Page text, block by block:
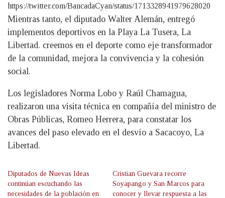
https://twitter.com/BancadaCyan/status/1713328941979628020
Mientras tanto, el diputado Walter Alemán, entregó
implementos deportivos en la Playa La Tusera, La
Libertad. creemos en el deporte como eje transformador
de la comunidad, mejora la convivencia y la cohesión
social.
Los legisladores Norma Lobo y Raúl Chamagua,
realizaron una visita técnica en compañía del ministro de
Obras Públicas, Romeo Herrera, para constatar los
avances del paso elevado en el desvío a Sacacoyo, La
Libertad.
Diputados de Nuevas Ideas
continúan escuchando las
necesidades de la población en
Cristian Guevara recorre
Soyapango y San Marcos para
conocer y llevar respuesta a las